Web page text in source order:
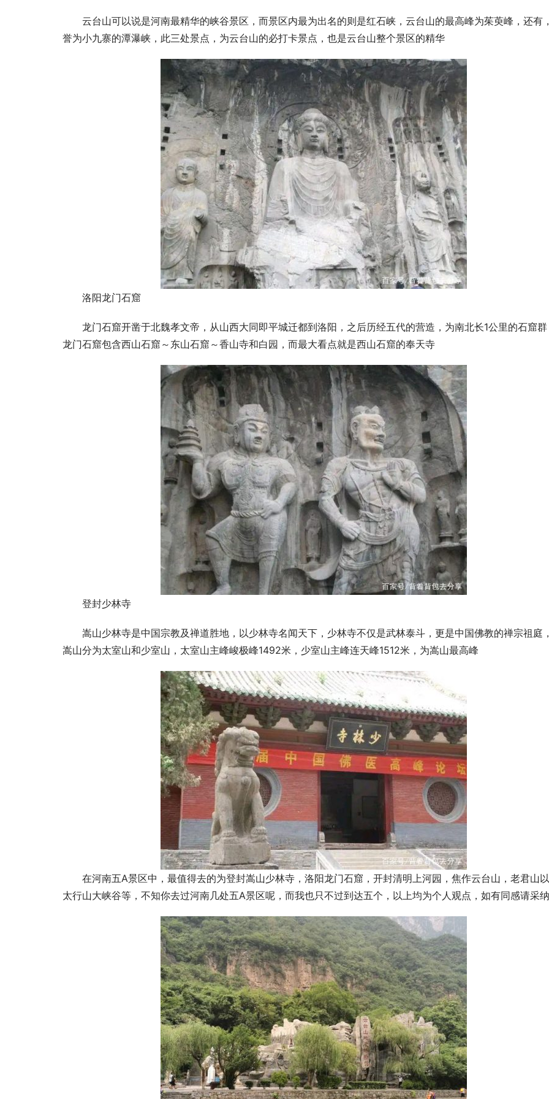
云台山可以说是河南最精华的峡谷景区，而景区内最为出名的则是红石峡，云台山的最高峰为茱萸峰，还有
誉为小九寨的潭瀑峡，此三处景点，为云台山的必打卡景点，也是云台山整个景区的精华
洛阳龙门石窟
龙门石窟开凿于北魏孝文帝，从山西大同即平城迁都到洛阳，之后历经五代的营造，为南北长1公里的石窟
龙门石窟包含西山石窟～东山石窟～香山寺和白园，而最大看点就是西山石窟的奉天寺
登封少林寺
嵩山少林寺是中国宗教及禅道胜地，以少林寺名闻天下，少林寺不仅是武林泰斗，更是中国佛教的禅宗祖庭
嵩山分为太室山和少室山，太室山主峰峻极峰1492米，少室山主峰连天峰1512米，为嵩山最高峰
在河南五A景区中，最值得去的为登封嵩山少林寺，洛阳龙门石窟，开封清明上河园，焦作云台山，老君山
太行山大峡谷等，不知你去过河南几处五A景区呢，而我也只不过到达五个， 以上均为个人观点，如有同感请采纳